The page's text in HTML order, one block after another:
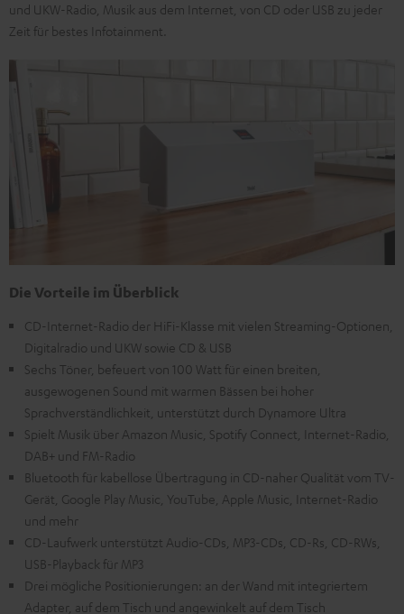
und UKW-Radio, Musik aus dem Internet, von CD oder USB zu jeder
Zeit für bestes Infotainment.
Die Vorteile im Überblick
CD-Internet-Radio der HiFi-Klasse mit vielen Streaming-Optionen,
Digitalradio und UKW sowie CD & USB
Sechs Töner, befeuert von 100 Watt für einen breiten,
ausgewogenen Sound mit warmen Bässen bei hoher
Sprachverständlichkeit, unterstützt durch Dynamore Ultra
Spielt Musik über Amazon Music, Spotify Connect, Internet-Radio,
DAB+ und FM-Radio
Bluetooth für kabellose Übertragung in CD-naher Qualität vom TV-
Gerät, Google Play Music, YouTube, Apple Music, Internet-Radio
und mehr
CD-Laufwerk unterstützt Audio-CDs, MP3-CDs, CD-Rs, CD-RWs,
USB-Playback für MP3
Drei mögliche Positionierungen: an der Wand mit integriertem
Adapter, auf dem Tisch und angewinkelt auf dem Tisch